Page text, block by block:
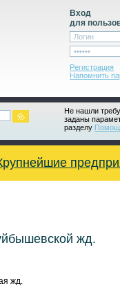
Вход
для
Регистрация
Напомнить
Не нашли
заданы
разделу
жд.
жд.